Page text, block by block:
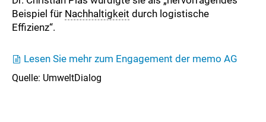
Beispiel für Nachhaltigkeit durch logistische
Effizienz“.
Lesen Sie mehr zum Engagement der memo AG
Quelle: UmweltDialog